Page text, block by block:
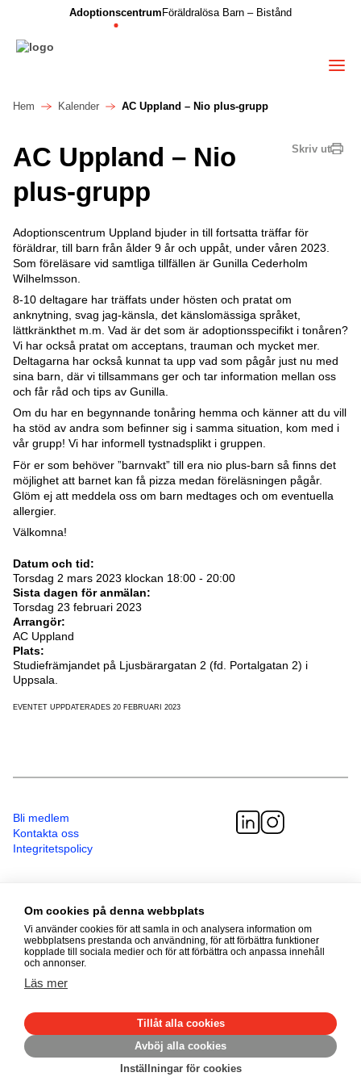
Adoptionscentrum Föräldralösa Barn – Bistånd
Hem Kalender AC Uppland – Nio plus-grupp
Skriv ut
AC Uppland – Nio
plus-grupp
Adoptionscentrum Uppland bjuder in till fortsatta träffar för
föräldrar, till barn från ålder 9 år och uppåt, under våren 2023.
Som föreläsare vid samtliga tillfällen är Gunilla Cederholm
Wilhelmsson.
8-10 deltagare har träffats under hösten och pratat om
anknytning, svag jag-känsla, det känslomässiga språket,
lättkränkthet m.m. Vad är det som är adoptionsspecifikt i tonåren?
Vi har också pratat om acceptans, trauman och mycket mer.
Deltagarna har också kunnat ta upp vad som pågår just nu med
sina barn, där vi tillsammans ger och tar information mellan oss
och får råd och tips av Gunilla.
Om du har en begynnande tonåring hemma och känner att du vill
ha stöd av andra som befinner sig i samma situation, kom med i
vår grupp! Vi har informell tystnadsplikt i gruppen.
För er som behöver ”barnvakt” till era nio plus-barn så finns det
möjlighet att barnet kan få pizza medan föreläsningen pågår.
Glöm ej att meddela oss om barn medtages och om eventuella
allergier.
Välkomna!
Datum och tid:
Torsdag 2 mars 2023 klockan 18:00 - 20:00
Sista dagen för anmälan:
Torsdag 23 februari 2023
Arrangör:
AC Uppland
Plats:
Studiefrämjandet på Ljusbärargatan 2 (fd. Portalgatan 2) i
Uppsala.
EVENTET UPPDATERADES 20 FEBRUARI 2023
Bli medlem
Kontakta oss
Integritetspolicy
08 - 587 499 00
Besöksadress
Sveavägen 41
111 34 Stockholm
Alla rättigheter förbehållna
Om cookies på denna webbplats
Vi använder cookies för att samla in och analysera information om
webbplatsens prestanda och användning, för att förbättra funktioner
kopplade till sociala medier och för att förbättra och anpassa innehåll
och annonser.
Läs mer
Tillåt alla cookies
Avböj alla cookies
Inställningar för cookies